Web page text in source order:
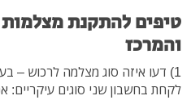
טיפים להתקנת
והמרכז
1) דעו איזה סוג מצלמה לרכוש –
לקחת בחשבון שני סוגים עיקריים: